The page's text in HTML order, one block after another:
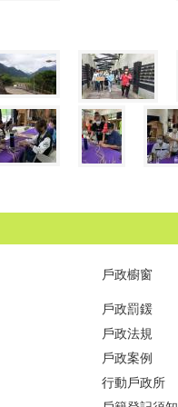
戶政櫥窗
戶政罰鍰
戶政法規
戶政案例
行動戶政所